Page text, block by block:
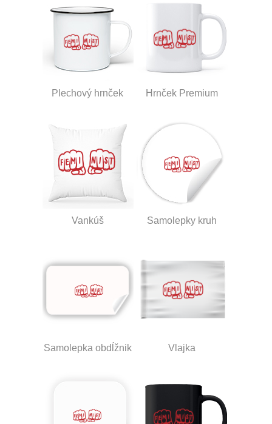
Plechový hrnček Hrnček Premium
Vankúš Samolepky kruh
Samolepka obdĺžnik Vlajka